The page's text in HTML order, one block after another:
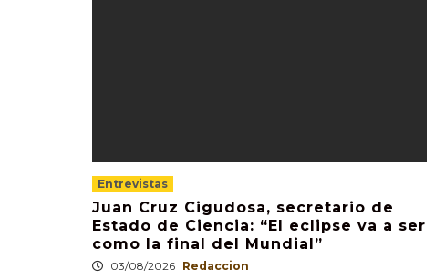
Entrevistas
Juan Cruz Cigudosa, secretario de
Estado de Ciencia: “El eclipse va a ser
como la final del Mundial”
03/08/2026 Redaccion